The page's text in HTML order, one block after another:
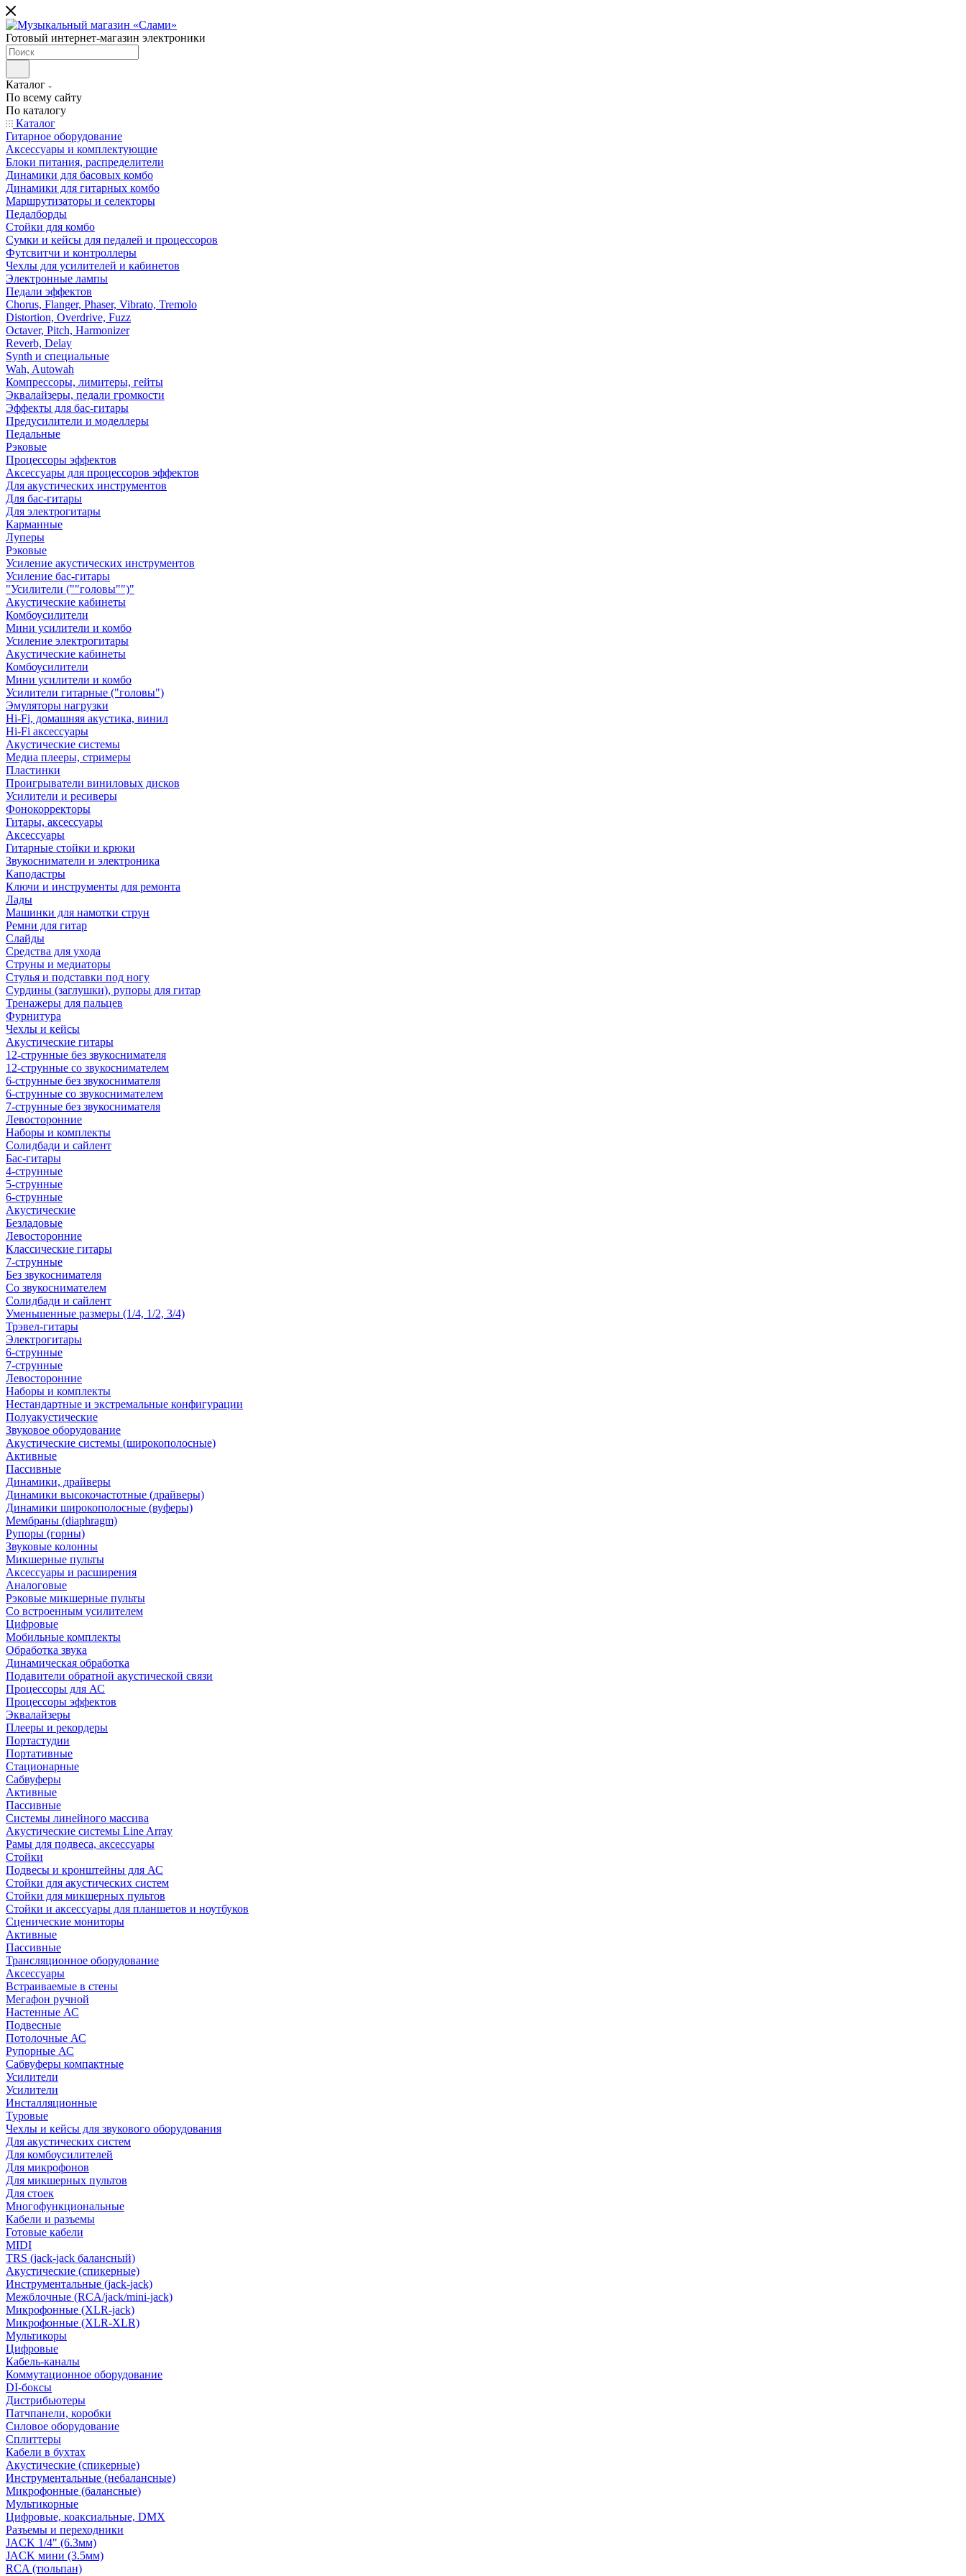
Готовый интернет-магазин электроники
Каталог
По всему сайту
По каталогу
Каталог
Гитарное оборудование
Аксессуары и комплектующие
Блоки питания, распределители
Динамики для басовых комбо
Динамики для гитарных комбо
Маршрутизаторы и селекторы
Педалборды
Стойки для комбо
Сумки и кейсы для педалей и процессоров
Футсвитчи и контроллеры
Чехлы для усилителей и кабинетов
Электронные лампы
Педали эффектов
Chorus, Flanger, Phaser, Vibrato, Tremolo
Distortion, Overdrive, Fuzz
Octaver, Pitch, Harmonizer
Reverb, Delay
Synth и специальные
Wah, Autowah
Компрессоры, лимитеры, гейты
Эквалайзеры, педали громкости
Эффекты для бас-гитары
Предусилители и моделлеры
Педальные
Рэковые
Процессоры эффектов
Аксессуары для процессоров эффектов
Для акустических инструментов
Для бас-гитары
Для электрогитары
Карманные
Луперы
Рэковые
Усиление акустических инструментов
Усиление бас-гитары
"Усилители (""головы"")"
Акустические кабинеты
Комбоусилители
Мини усилители и комбо
Усиление электрогитары
Акустические кабинеты
Комбоусилители
Мини усилители и комбо
Усилители гитарные ("головы")
Эмуляторы нагрузки
Hi-Fi, домашняя акустика, винил
Hi-Fi аксессуары
Акустические системы
Медиа плееры, стримеры
Пластинки
Проигрыватели виниловых дисков
Усилители и ресиверы
Фонокорректоры
Гитары, аксессуары
Аксессуары
Гитарные стойки и крюки
Звукосниматели и электроника
Каподастры
Ключи и инструменты для ремонта
Лады
Машинки для намотки струн
Ремни для гитар
Слайды
Средства для ухода
Струны и медиаторы
Стулья и подставки под ногу
Сурдины (заглушки), рупоры для гитар
Тренажеры для пальцев
Фурнитура
Чехлы и кейсы
Акустические гитары
12-струнные без звукоснимателя
12-струнные со звукоснимателем
6-струнные без звукоснимателя
6-струнные со звукоснимателем
7-струнные без звукоснимателя
Левосторонние
Наборы и комплекты
Солидбади и сайлент
Бас-гитары
4-струнные
5-струнные
6-струнные
Акустические
Безладовые
Левосторонние
Классические гитары
7-струнные
Без звукоснимателя
Со звукоснимателем
Солидбади и сайлент
Уменьшенные размеры (1/4, 1/2, 3/4)
Трэвел-гитары
Электрогитары
6-струнные
7-струнные
Левосторонние
Наборы и комплекты
Нестандартные и экстремальные конфигурации
Полуакустические
Звуковое оборудование
Акустические системы (широкополосные)
Активные
Пассивные
Динамики, драйверы
Динамики высокочастотные (драйверы)
Динамики широкополосные (вуферы)
Мембраны (diaphragm)
Рупоры (горны)
Звуковые колонны
Микшерные пульты
Аксессуары и расширения
Аналоговые
Рэковые микшерные пульты
Со встроенным усилителем
Цифровые
Мобильные комплекты
Обработка звука
Динамическая обработка
Подавители обратной акустической связи
Процессоры для АС
Процессоры эффектов
Эквалайзеры
Плееры и рекордеры
Портастудии
Портативные
Стационарные
Сабвуферы
Активные
Пассивные
Системы линейного массива
Акустические системы Line Array
Рамы для подвеса, аксессуары
Стойки
Подвесы и кронштейны для АС
Стойки для акустических систем
Стойки для микшерных пультов
Стойки и аксессуары для планшетов и ноутбуков
Сценические мониторы
Активные
Пассивные
Трансляционное оборудование
Аксессуары
Встраиваемые в стены
Мегафон ручной
Настенные АС
Подвесные
Потолочные АС
Рупорные АС
Сабвуферы компактные
Усилители
Усилители
Инсталляционные
Туровые
Чехлы и кейсы для звукового оборудования
Для акустических систем
Для комбоусилителей
Для микрофонов
Для микшерных пультов
Для стоек
Многофункциональные
Кабели и разъемы
Готовые кабели
MIDI
TRS (jack-jack балансный)
Акустические (спикерные)
Инструментальные (jack-jack)
Межблочные (RCA/jack/mini-jack)
Микрофонные (XLR-jack)
Микрофонные (XLR-XLR)
Мультикоры
Цифровые
Кабель-каналы
Коммутационное оборудование
DI-боксы
Дистрибьютеры
Патчпанели, коробки
Силовое оборудование
Сплиттеры
Кабели в бухтах
Акустические (спикерные)
Инструментальные (небалансные)
Микрофонные (балансные)
Мультикорные
Цифровые, коаксиальные, DMX
Разъемы и переходники
JACK 1/4" (6.3мм)
JACK мини (3.5мм)
RCA (тюльпан)